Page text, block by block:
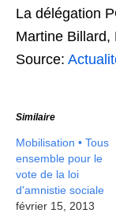
La délégation
Martine Billard,
Source:
Similaire
Mobilisation • Tous
ensemble pour le
vote de la loi
d'amnistie sociale
février 15, 2013